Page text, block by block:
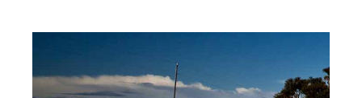
content